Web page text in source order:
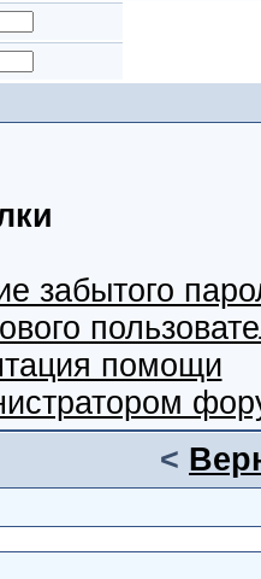
забытого
помощи
<